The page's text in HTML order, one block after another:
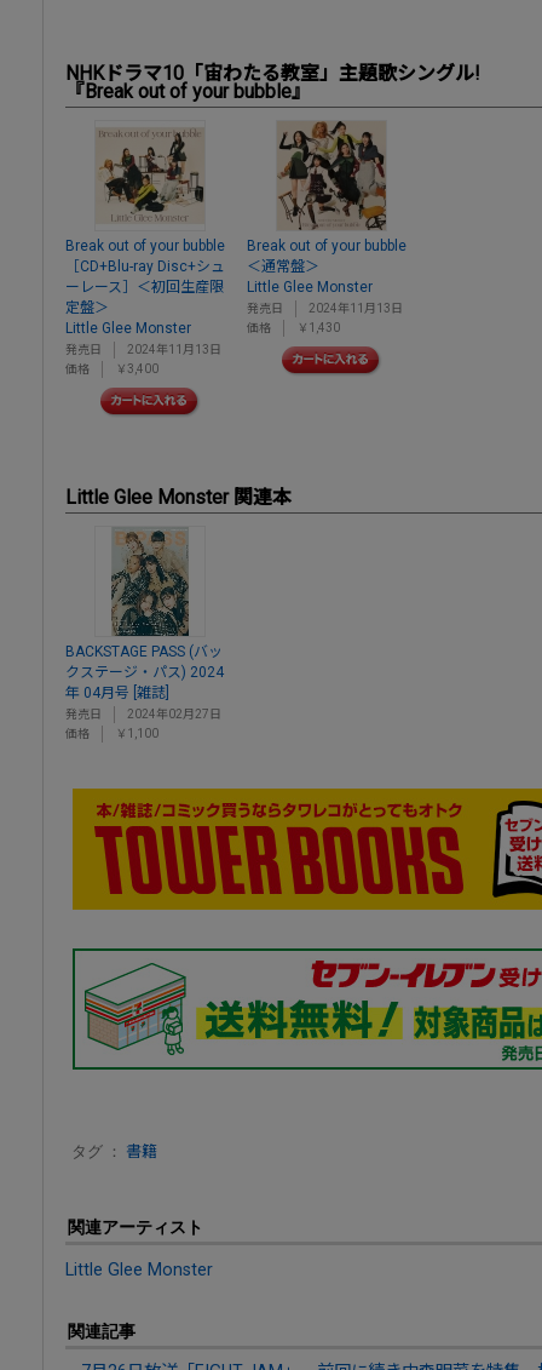
NHKドラマ10「宙わたる教室」主題歌シングル!
『Break out of your bubble』
Break out of your bubble
［CD+Blu-ray Disc+シュ
ーレース］＜初回生産限
定盤＞
Little Glee Monster
発売日
2024年11月13日
価格
￥3,400
Break out of your bubble
＜通常盤＞
Little Glee Monster
発売日
2024年11月13日
価格
￥1,430
Little Glee Monster 関連本
BACKSTAGE PASS (バッ
クステージ・パス) 2024
年 04月号 [雑誌]
発売日
2024年02月27日
価格
￥1,100
タグ ： 書籍
関連アーティスト
Little Glee Monster
関連記事